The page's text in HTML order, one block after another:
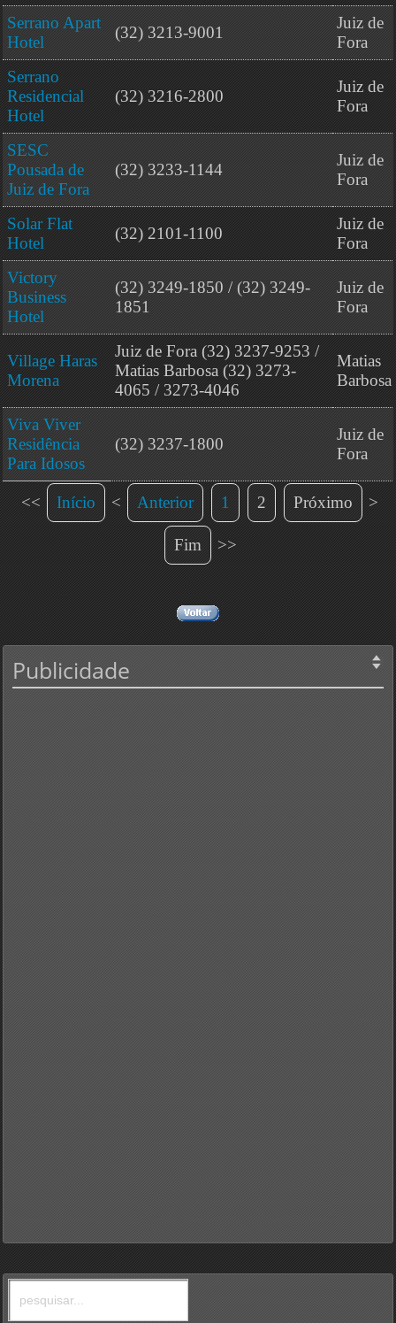
<< Início < Anterior 1 2 Próximo >
Fim >>
Serrano Apart
Hotel
(32) 3213-9001
Juiz de
Fora
Serrano
Residencial
Hotel
(32) 3216-2800
Juiz de
Fora
SESC
Pousada de
Juiz de Fora
(32) 3233-1144
Juiz de
Fora
Solar Flat
Hotel
(32) 2101-1100
Juiz de
Fora
Victory
Business
Hotel
(32) 3249-1850 / (32) 3249-
1851
Juiz de
Fora
Village Haras
Morena
Juiz de Fora (32) 3237-9253 /
Matias Barbosa (32) 3273-
4065 / 3273-4046
Matias
Barbosa
Viva Viver
Residência
Para Idosos
(32) 3237-1800
Juiz de
Fora
Publicidade